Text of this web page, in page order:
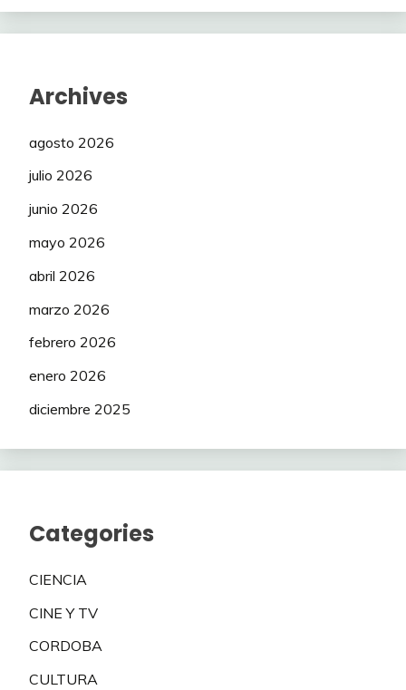
Archives
agosto 2026
julio 2026
junio 2026
mayo 2026
abril 2026
marzo 2026
febrero 2026
enero 2026
diciembre 2025
Categories
CIENCIA
CINE Y TV
CORDOBA
CULTURA